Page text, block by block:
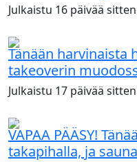
Julkaistu 16 päivää sitten
Tänään harvinaista
takeoverin
Julkaistu 17 päivää sitten
VAPAA PÄÄSY!
takapihalla, ja